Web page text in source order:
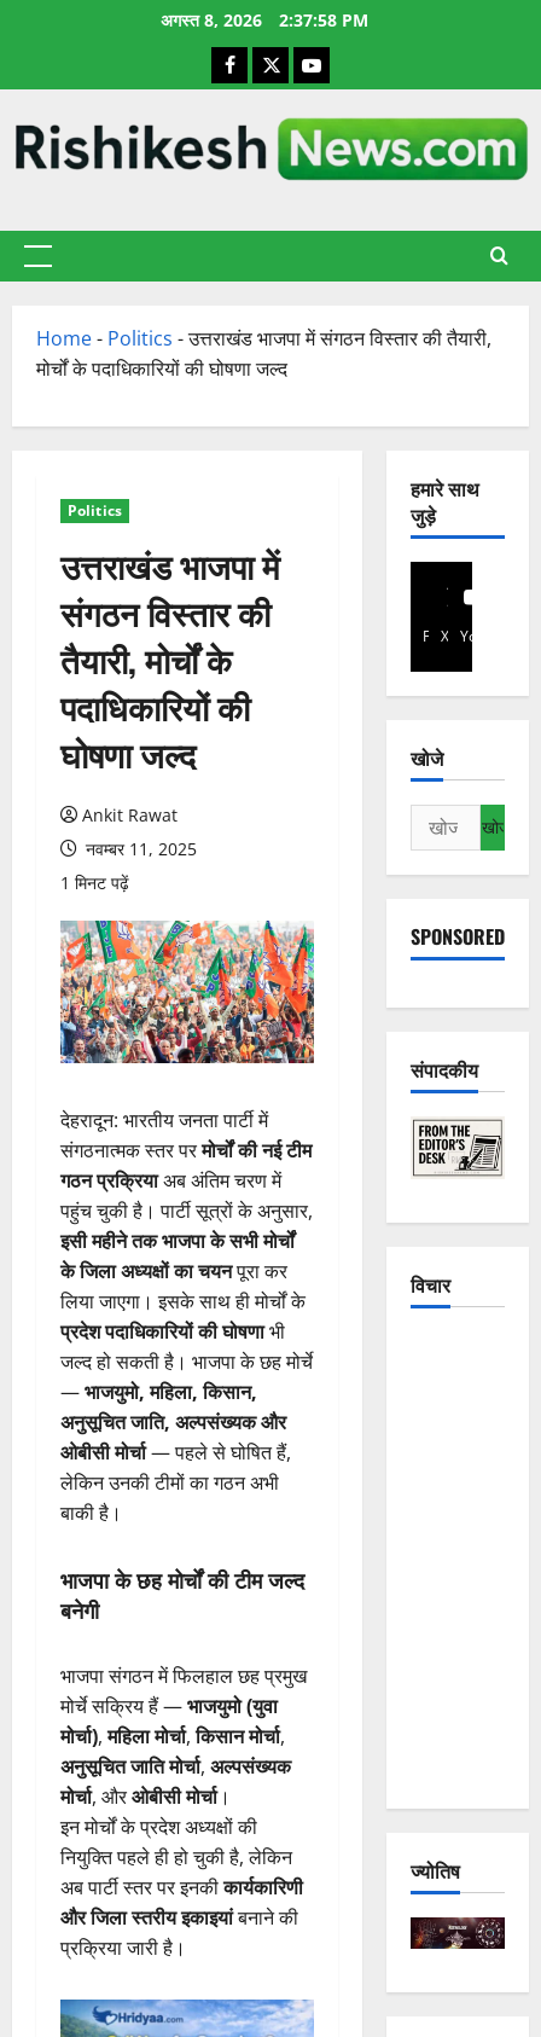
अगस्त 8, 2026 2:37:59 PM
Facebook
X YouTube
प्राथमिक
Home- Politics -उत्तराखंड भाजपा में संगठन विस्तार की तैयारी,
मोर्चों के पदाधिकारियों की घोषणा जल्द
Politics
उत्तराखंड भाजपा में
संगठन विस्तार की
तैयारी, मोर्चों के
पदाधिकारियों की
घोषणा जल्द
Ankit Rawat
नवम्बर 11, 2025
1 मिनट पढ़ें
देहरादून: भारतीय जनता पार्टी में
संगठनात्मक स्तर परमोर्चों की नई टीम
गठन प्रक्रियाअब अंतिम चरण में
पहुंच चुकी है। पार्टी सूत्रों के अनुसार,
इसी महीने तक भाजपा के सभी मोर्चों
के जिला अध्यक्षों का चयनपूरा कर
लिया जाएगा। इसके साथ ही मोर्चों के
प्रदेश पदाधिकारियों की घोषणाभी
जल्द हो सकती है। भाजपा के छह मोर्चे
—भाजयुमो, महिला, किसान,
अनुसूचित जाति, अल्पसंख्यक और
ओबीसी मोर्चा— पहले से घोषित हैं,
लेकिन उनकी टीमों का गठन अभी
बाकी है।
भाजपा के छह मोर्चों की टीम जल्द
बनेगी
भाजपा संगठन में फिलहाल छह प्रमुख
मोर्चे सक्रिय हैं —भाजयुमो (युवा
मोर्चा),महिला मोर्चा,किसान मोर्चा,
अनुसूचित जाति मोर्चा, अल्पसंख्यक
मोर्चा, औरओबीसी मोर्चा।
इन मोर्चों के प्रदेश अध्यक्षों की
नियुक्ति पहले ही हो चुकी है, लेकिन
अब पार्टी स्तर पर इनकीकार्यकारिणी
और जिला स्तरीय इकाइयांबनाने की
प्रक्रिया जारी है।
हमारे साथ
जुड़े
Facebook
X YouTube
खोजे
निम्न
को
खोजें:
SPONSORED
संपादकीय
विचार
ज्योतिष